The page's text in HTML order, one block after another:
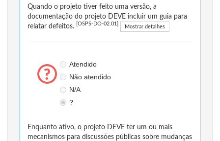
Quando o projeto tiver feito uma versão, a
documentação do projeto DEVE incluir um guia para
relatar defeitos.
[OSPS-DO-02.01] Mostrar detalhes
Atendido
Não atendido
N/A
?
Enquanto ativo, o projeto DEVE ter um ou mais
mecanismos para discussões públicas sobre mudanças